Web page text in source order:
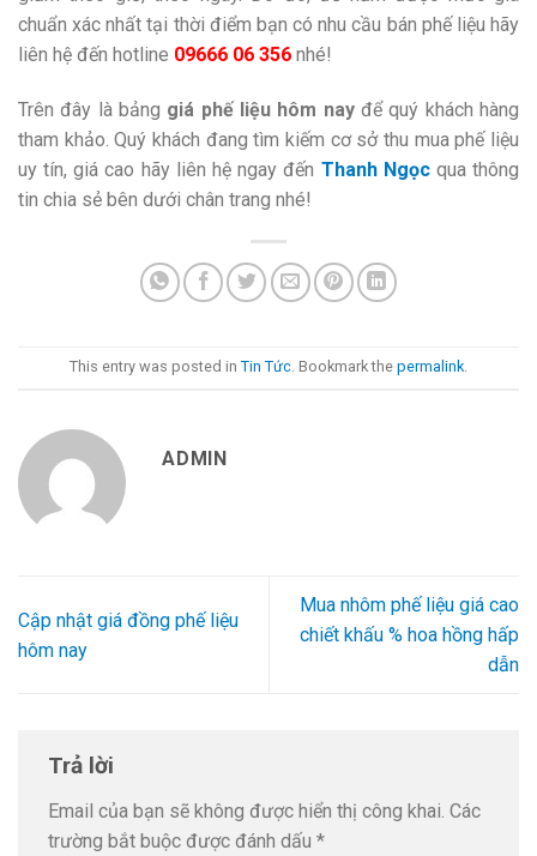
chuẩn xác nhất tại thời điểm bạn có nhu cầu bán phế liệu hãy
liên hệ đến hotline 09666 06 356 nhé!
Trên đây là bảng giá phế liệu hôm nayđể quý khách hàng
tham khảo. Quý khách đang tìm kiếm cơ sở thu mua phế liệu
uy tín, giá cao hãy liên hệ ngay đến Thanh Ngọcqua thông
tin chia sẻ bên dưới chân trang nhé!
This entry was posted in Tin Tức. Bookmark the permalink.
ADMIN
Cập nhật giá đồng phế liệu
hôm nay
Mua nhôm phế liệu giá cao
chiết khấu % hoa hồng hấp
dẫn
Trả lời
Email của bạn sẽ không được hiển thị công khai. Các
trường bắt buộc được đánh dấu *